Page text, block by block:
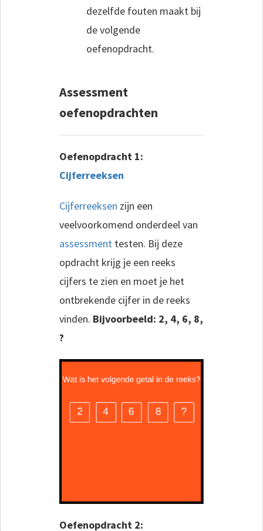
dezelfde fouten maakt bij
de volgende
oefenopdracht.
Assessment
oefenopdrachten
Oefenopdracht 1:
Cijferreeksen
Cijferreeksen zijn een
veelvoorkomend onderdeel van
assessment testen. Bij deze
opdracht krijg je een reeks
cijfers te zien en moet je het
ontbrekende cijfer in de reeks
vinden. Bijvoorbeeld: 2, 4, 6, 8,
?
Oefenopdracht 2: